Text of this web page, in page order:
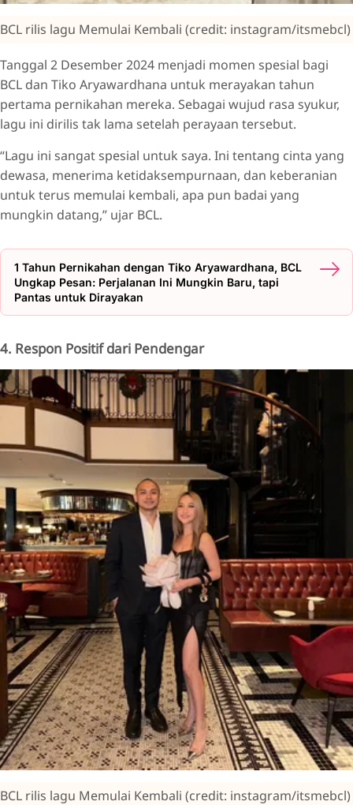
BCL rilis lagu Memulai Kembali (credit: instagram/itsmebcl)
Tanggal 2 Desember 2024 menjadi momen spesial bagi
BCL dan Tiko Aryawardhana untuk merayakan tahun
pertama pernikahan mereka. Sebagai wujud rasa syukur,
lagu ini dirilis tak lama setelah perayaan tersebut.
“Lagu ini sangat spesial untuk saya. Ini tentang cinta yang
dewasa, menerima ketidaksempurnaan, dan keberanian
untuk terus memulai kembali, apa pun badai yang
mungkin datang,” ujar BCL.
1 Tahun Pernikahan dengan Tiko Aryawardhana, BCL
Ungkap Pesan: Perjalanan Ini Mungkin Baru, tapi
Pantas untuk Dirayakan
4. Respon Positif dari Pendengar
BCL rilis lagu Memulai Kembali (credit: instagram/itsmebcl)